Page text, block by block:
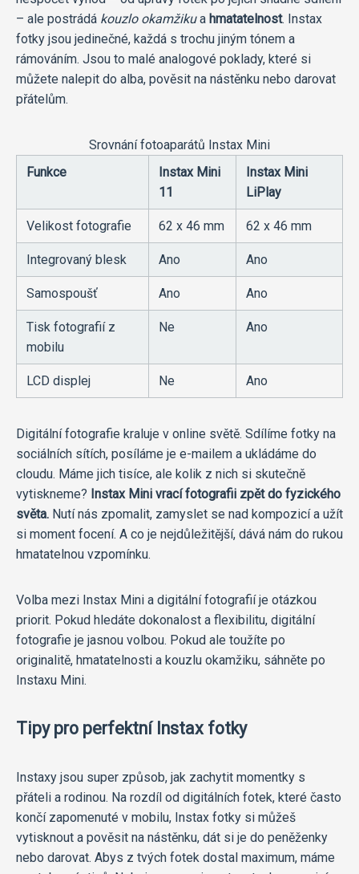
– ale postrádá kouzlo okamžikua hmatatelnost. Instax
fotky jsou jedinečné, každá s trochu jiným tónem a
rámováním. Jsou to malé analogové poklady, které si
můžete nalepit do alba, pověsit na nástěnku nebo darovat
přátelům.
Srovnání fotoaparátů Instax Mini
Funkce
Instax Mini
11
Instax Mini
LiPlay
Velikost fotografie 62 x 46 mm 62 x 46 mm
Integrovaný blesk Ano Ano
Samospoušť Ano Ano
Tisk fotografií z
mobilu
Ne Ano
LCD displej Ne Ano
Digitální fotografie kraluje v online světě. Sdílíme fotky na
sociálních sítích, posíláme je e-mailem a ukládáme do
cloudu. Máme jich tisíce, ale kolik z nich si skutečně
vytiskneme? Instax Mini vrací fotografii zpět do fyzického
světa. Nutí nás zpomalit, zamyslet se nad kompozicí a užít
si moment focení. A co je nejdůležitější, dává nám do rukou
hmatatelnou vzpomínku.
Volba mezi Instax Mini a digitální fotografií je otázkou
priorit. Pokud hledáte dokonalost a flexibilitu, digitální
fotografie je jasnou volbou. Pokud ale toužíte po
originalitě, hmatatelnosti a kouzlu okamžiku, sáhněte po
Instaxu Mini.
Tipy pro perfektní Instax fotky
Instaxy jsou super způsob, jak zachytit momentky s
přáteli a rodinou. Na rozdíl od digitálních fotek, které často
končí zapomenuté v mobilu, Instax fotky si můžeš
vytisknout a pověsit na nástěnku, dát si je do peněženky
nebo darovat. Abys z tvých fotek dostal maximum, máme